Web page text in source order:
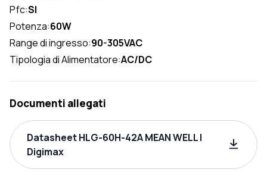
Pfc:SI
Potenza:60W
Range di ingresso:90-305VAC
Tipologia di Alimentatore:AC/DC
Documenti allegati
Datasheet HLG-60H-42A MEAN WELL |
Digimax